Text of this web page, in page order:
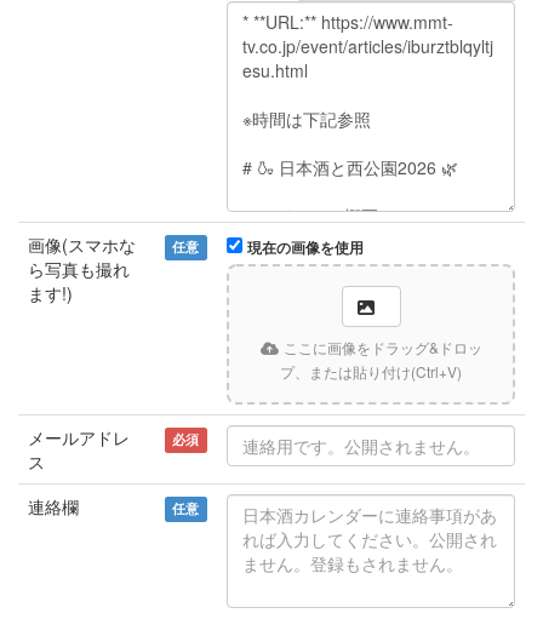
画像(スマホな
ら写真も撮れ
ます!)
任意 現在の画像を使用
ここに画像をドラッグ&ドロッ
プ、または貼り付け(Ctrl+V)
メールアドレ
ス
必須
連絡欄 任意